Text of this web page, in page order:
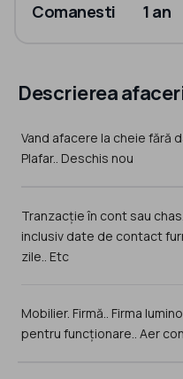
Comanesti 1 an
Descrierea
Vand afacere la cheie fără
Plafar.. Deschis nou
Tranzacție în cont sau
inclusiv date de contact
zile.. Etc
Mobilier. Firmă.. Firma
pentru funcționare.. Aer